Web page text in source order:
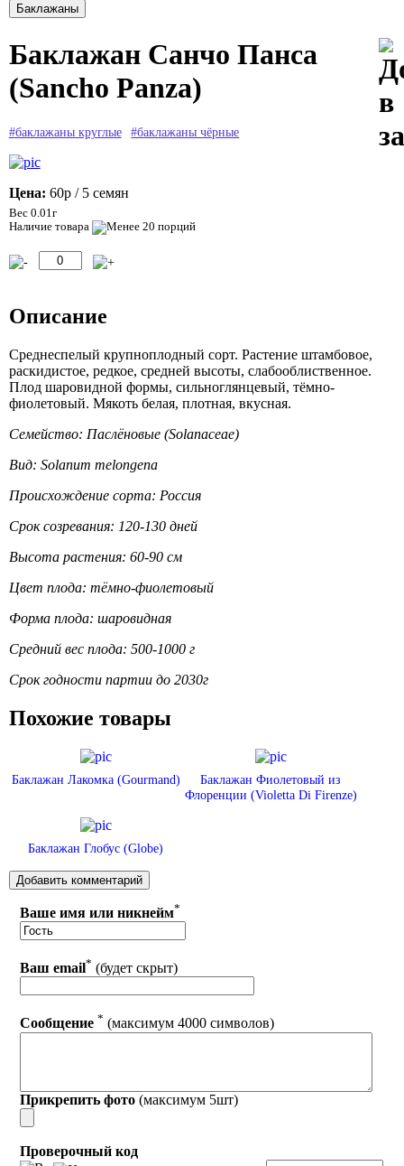
Баклажан Санчо Панса
(Sancho Panza)
#баклажаны круглые #баклажаны чёрные
Цена: 60р / 5 семян
Вес 0.01г
Наличие товара
Описание
Среднеспелый крупноплодный сорт. Растение штамбовое,
раскидистое, редкое, средней высоты, слабооблиственное.
Плод шаровидной формы, сильноглянцевый, тёмно-
фиолетовый. Мякоть белая, плотная, вкусная.
Семейство: Паслёновые (Solanaceae)
Вид: Solanum melongena
Происхождение сорта: Россия
Срок созревания: 120-130 дней
Высота растения: 60-90 см
Цвет плода: тёмно-фиолетовый
Форма плода: шаровидная
Средний вес плода: 500-1000 г
Срок годности партии до 2030г
Похожие товары
Баклажан Лакомка (Gourmand)
Баклажан Фиолетовый из
Флоренции (Violetta Di Firenze)
Баклажан Глобус (Globe)
Ваше имя или никнейм*
Ваш email* (будет скрыт)
Сообщение * (максимум 4000 символов)
Прикрепить фото (максимум 5шт)
Проверочный код